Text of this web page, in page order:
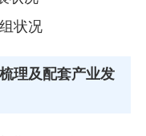
状况
理及配套产业发